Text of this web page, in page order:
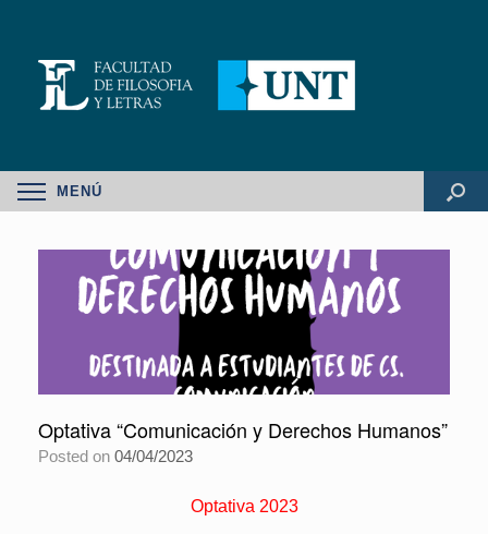
MENÚ
Optativa “Comunicación y Derechos Humanos”
Posted on 04/04/2023
Optativa 2023